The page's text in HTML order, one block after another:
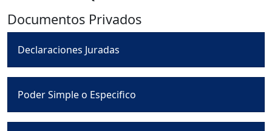
Documentos Privados
Declaraciones Juradas
Poder Simple o Especifico